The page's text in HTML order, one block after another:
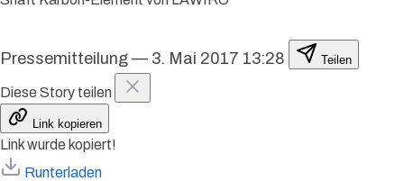
Pressemitteilung — 3. Mai 2017 13:28 Teilen
Diese Story teilen
Link kopieren
Link wurde kopiert!
Runterladen